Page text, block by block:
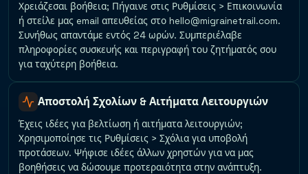
Χρειάζεσαι βοήθεια; Πήγαινε στις Ρυθμίσεις > Επικοινωνία
ή στείλε μας email απευθείας στο hello@migrainetrail.com.
Συνήθως απαντάμε εντός 24 ωρών. Συμπεριέλαβε
πληροφορίες συσκευής και περιγραφή του ζητήματός σου
για ταχύτερη βοήθεια.
Αποστολή Σχολίων & Αιτήματα Λειτουργιών
Έχεις ιδέες για βελτίωση ή αιτήματα λειτουργιών;
Χρησιμοποίησε τις Ρυθμίσεις > Σχόλια για υποβολή
προτάσεων. Ψήφισε ιδέες άλλων χρηστών για να μας
βοηθήσεις να δώσουμε προτεραιότητα στην ανάπτυξη.